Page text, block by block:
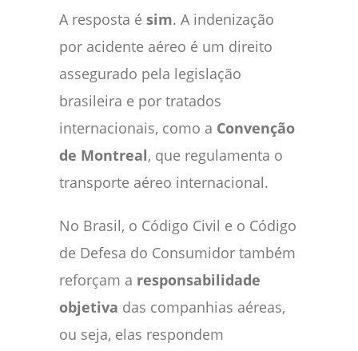
A resposta é sim. A indenização
por acidente aéreo é um direito
assegurado pela legislação
brasileira e por tratados
internacionais, como a Convenção
de Montreal, que regulamenta o
transporte aéreo internacional.
No Brasil, o Código Civil e o Código
de Defesa do Consumidor também
reforçam a responsabilidade
objetiva das companhias aéreas,
ou seja, elas respondem